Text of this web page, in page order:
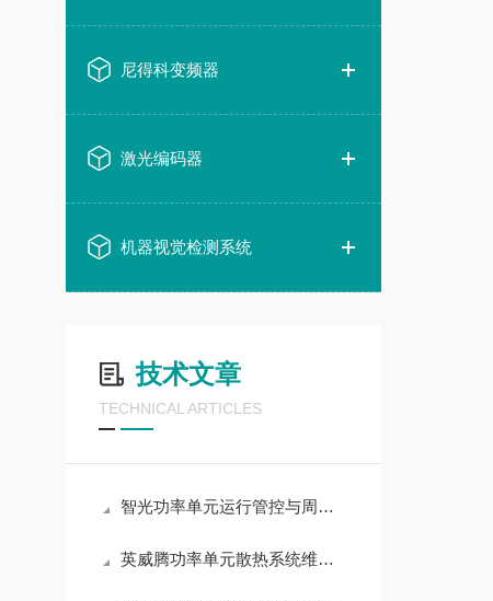
尼得科变频器
激光编码器
机器视觉检测系统
技术文章
TECHNICAL ARTICLES
智光功率单元运行管控与周期养护实操解析
英威腾功率单元散热系统维护要点